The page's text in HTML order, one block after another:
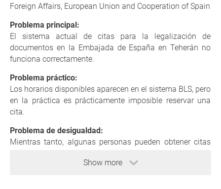
Show more
Foreign Affairs, European Union and Cooperation of Spain
Problema principal:
El sistema actual de citas para la legalización de
documentos en la Embajada de España en Teherán no
funciona correctamente.
Problema práctico:
Los horarios disponibles aparecen en el sistema BLS, pero
en la práctica es prácticamente imposible reservar una
cita.
Problema de desigualdad:
Mientras tanto, algunas personas pueden obtener citas
fácilmente pagando a intermediarios, lo que es injusto y
crea un proceso poco transparente.